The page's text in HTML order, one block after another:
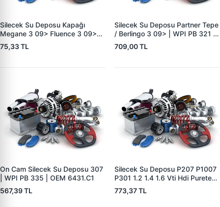
Silecek Su Deposu Kapağı
Megane 3 09> Fluence 3 09>
Clio 4 12> | WPI PB 2265 | OEM
289135972R
75,33 TL
Silecek Su Deposu Partner Tepe
/ Berlingo 3 09> | WPI PB 321 |
OEM 6431.N9
709,00 TL
On Cam Silecek Su Deposu 307
| WPI PB 335 | OEM 6431.C1
567,39 TL
Silecek Su Deposu P207 P1007
P301 1.2 1.4 1.6 Vti Hdi Puretech
05> C-Elysee 1.2 1.6 Vti Hdi
Puretech 13> | WPI PB2183 |
773,37 TL